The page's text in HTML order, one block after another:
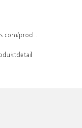
isin/DE000WA7GL50